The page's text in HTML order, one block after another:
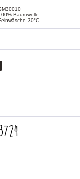
Baumwolle
30°C